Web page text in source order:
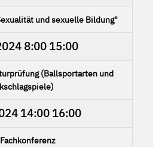
und sexuelle Bildung"
8:00 15:00
(Ballsportarten und
14:00 16:00